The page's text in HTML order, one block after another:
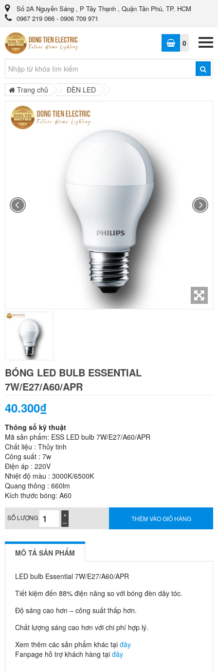
Số 2A Nguyễn Sáng , P Tây Thạnh , Quận Tân Phú, TP. HCM
0967 219 066 - 0906 709 971
0
Trang chủ ĐÈN LED
BÓNG LED BULB ESSENTIAL
7W/E27/A60/APR
40.300₫
Thông số kỹ thuật
Mã sản phẩm: ESS LED bulb 7W/E27/A60/APR
Chất liệu : Thủy tinh
Công suất : 7w
Điện áp : 220V
Nhiệt độ màu : 3000K/6500K
Quang thông : 660lm
Kích thước bóng: A60
SỐ LƯỢNG THÊM VÀO GIỎ HÀNG
MÔ TẢ SẢN PHẨM
LED bulb Essential 7W/E27/A60/APR
Tiết kiệm đến 88% điện năng so với bóng đèn dây tóc.
Độ sáng cao hơn – công suất thấp hơn.
Chất lượng sáng cao hơn với chi phí hợp lý.
Xem thêm các sản phẩm khác tại đây
Fanpage hỗ trợ khách hàng tại đây